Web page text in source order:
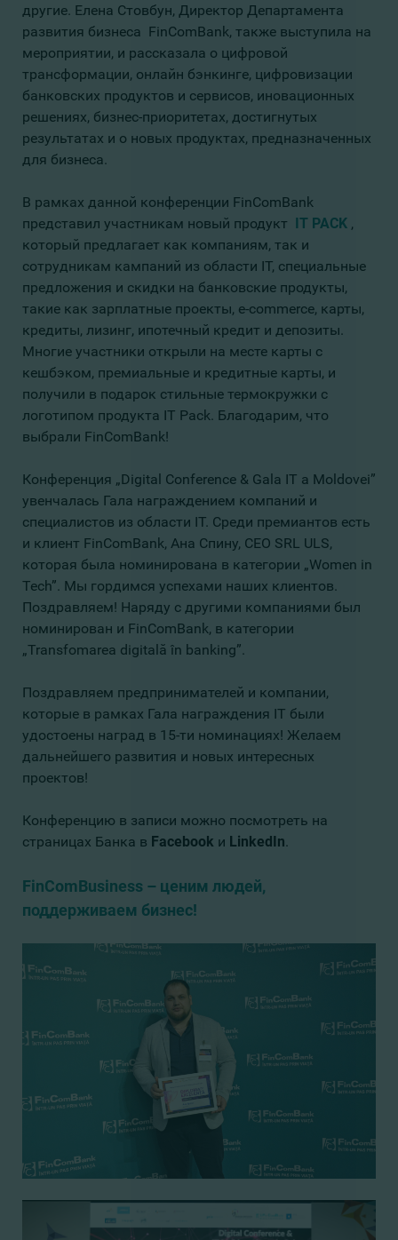
другие. Елена Стовбун, Директор Департамента
развития бизнеса FinComBank, также выступила на
мероприятии, и рассказала о цифровой
трансформации, онлайн бэнкинге, цифровизации
банковских продуктов и сервисов, иновационных
решениях, бизнес-приоритетах, достигнутых
результатах и о новых продуктах, предназначенных
для бизнеса.
В рамках данной конференции FinComBank
представил участникам новый продукт IT PACK ,
который предлагает как компаниям, так и
сотрудникам кампаний из области IT, специальные
предложения и скидки на банковские продукты,
такие как зарплатные проекты, e-commerce, карты,
кредиты, лизинг, ипотечный кредит и депозиты.
Многие участники открыли на месте карты с
кешбэком, премиальные и кредитные карты, и
получили в подарок стильные термокружки с
логотипом продукта IT Pack. Благодарим, что
выбрали FinComBank!
Конференция „Digital Conference & Gala IT a Moldovei”
увенчалась Гала награждением компаний и
специалистов из области IT. Среди премиантов есть
и клиент FinComBank, Ана Спину, CEO SRL ULS,
которая была номинирована в категории „Women in
Tech”. Мы гордимся успехами наших клиентов.
Поздравляем! Наряду с другими компаниями был
номинирован и FinComBank, в категории
„Transfomarea digitală în banking”.
Поздравляем предпринимателей и компании,
которые в рамках Гала награждения IT были
удостоены наград в 15-ти номинациях! Желаем
дальнейшего развития и новых интересных
проектов!
Конференцию в записи можно посмотреть на
страницах Банка в Facebook и LinkedIn.
FinComBusiness – ценим людей,
поддерживаем бизнес!